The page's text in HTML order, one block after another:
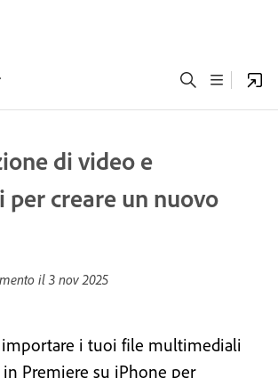
di video e
per creare un nuovo
il 3 nov 2025
importare i tuoi file multimediali
Premiere su iPhone per